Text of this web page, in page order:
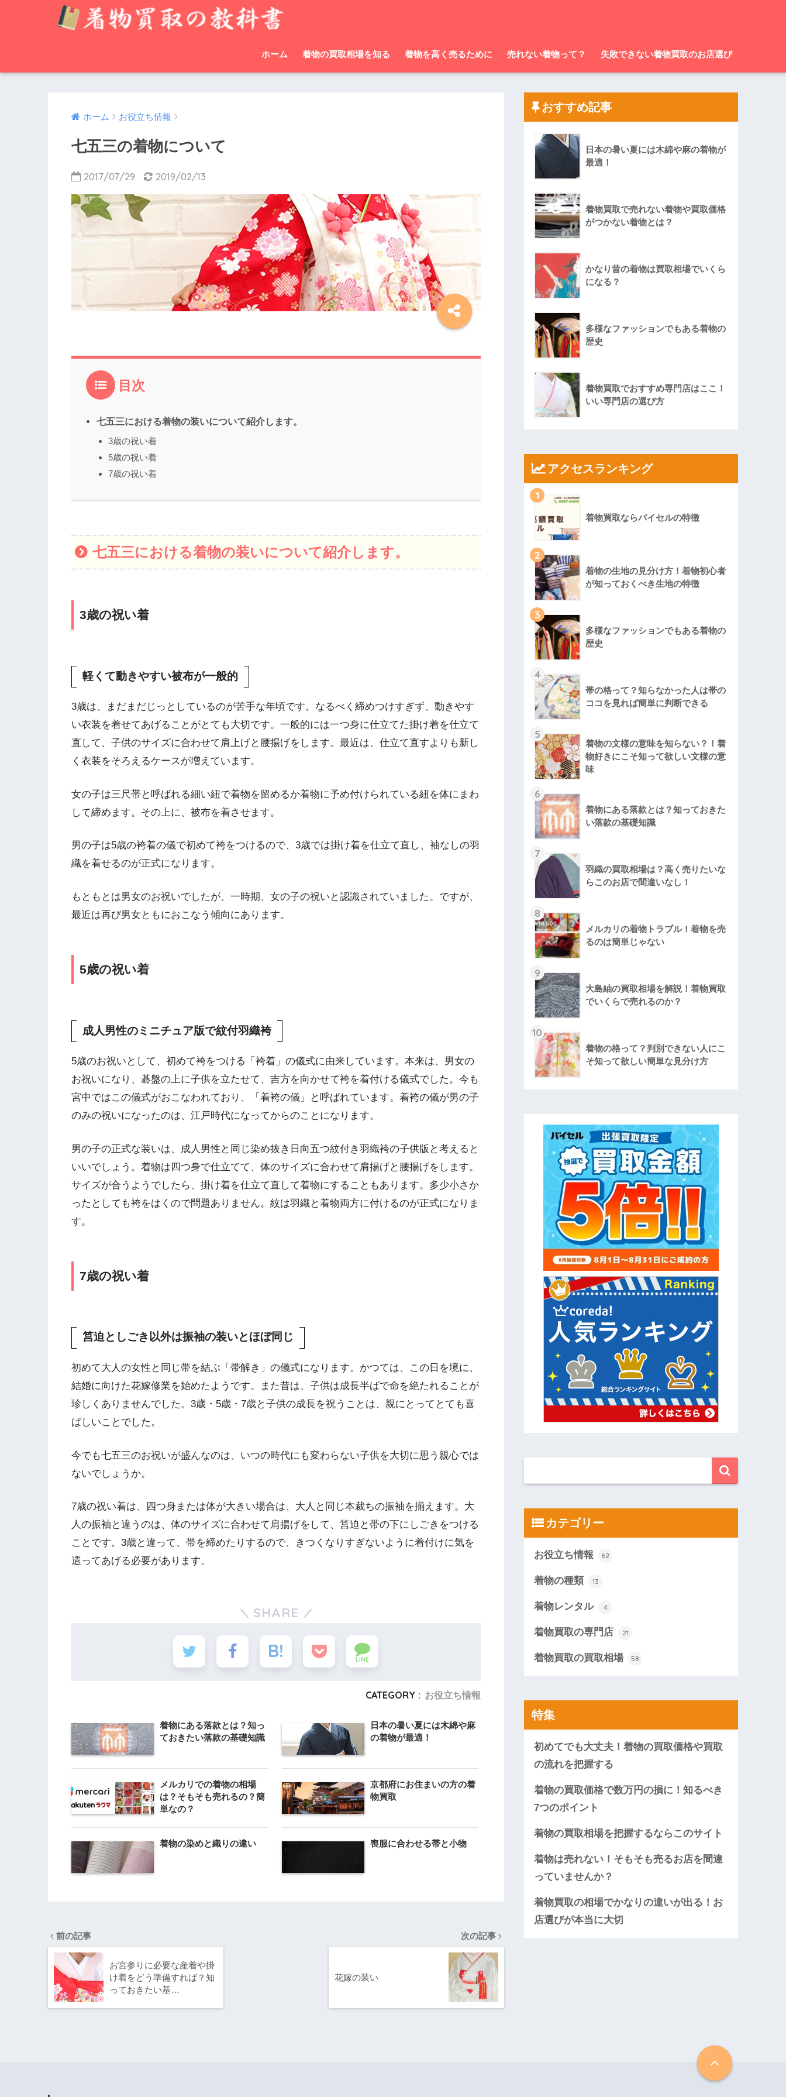
ホーム 着物の買取相場を知る 着物を高く売るために 売れない着物って？ 失敗できない着物買取のお店選び
ホーム お役立ち情報
七五三の着物について
2017/07/29 2019/02/13
目次
七五三における着物の装いについて紹介します。
3歳の祝い着
5歳の祝い着
7歳の祝い着
七五三における着物の装いについて紹介します。
3歳の祝い着
軽くて動きやすい被布が一般的
3歳は、まだまだじっとしているのが苦手な年頃です。なるべく締めつけすぎず、動きやす
い衣装を着せてあげることがとても大切です。一般的には一つ身に仕立てた掛け着を仕立て
直して、子供のサイズに合わせて肩上げと腰揚げをします。最近は、仕立て直すよりも新し
く衣装をそろえるケースが増えています。
女の子は三尺帯と呼ばれる細い紐で着物を留めるか着物に予め付けられている紐を体にまわ
して締めます。その上に、被布を着させます。
男の子は5歳の袴着の儀で初めて袴をつけるので、3歳では掛け着を仕立て直し、袖なしの羽
織を着せるのが正式になります。
もともとは男女のお祝いでしたが、一時期、女の子の祝いと認識されていました。ですが、
最近は再び男女ともにおこなう傾向にあります。
5歳の祝い着
成人男性のミニチュア版で紋付羽織袴
5歳のお祝いとして、初めて袴をつける「袴着」の儀式に由来しています。本来は、男女の
お祝いになり、碁盤の上に子供を立たせて、吉方を向かせて袴を着付ける儀式でした。今も
宮中ではこの儀式がおこなわれており、「着袴の儀」と呼ばれています。着袴の儀が男の子
のみの祝いになったのは、江戸時代になってからのことになります。
男の子の正式な装いは、成人男性と同じ染め抜き日向五つ紋付き羽織袴の子供版と考えると
いいでしょう。着物は四つ身で仕立てて、体のサイズに合わせて肩揚げと腰揚げをします。
サイズが合うようでしたら、掛け着を仕立て直して着物にすることもあります。多少小さか
ったとしても袴をはくので問題ありません。紋は羽織と着物両方に付けるのが正式になりま
す。
7歳の祝い着
筥迫としごき以外は振袖の装いとほぼ同じ
初めて大人の女性と同じ帯を結ぶ「帯解き」の儀式になります。かつては、この日を境に、
結婚に向けた花嫁修業を始めたようです。また昔は、子供は成長半ばで命を絶たれることが
珍しくありませんでした。3歳・5歳・7歳と子供の成長を祝うことは、親にとってとても喜
ばしいことでした。
今でも七五三のお祝いが盛んなのは、いつの時代にも変わらない子供を大切に思う親心では
ないでしょうか。
7歳の祝い着は、四つ身または体が大きい場合は、大人と同じ本裁ちの振袖を揃えます。大
人の振袖と違うのは、体のサイズに合わせて肩揚げをして、筥迫と帯の下にしごきをつける
ことです。3歳と違って、帯を締めたりするので、きつくなりすぎないように着付けに気を
遣ってあげる必要があります。
SHARE
LINE
CATEGORY : お役立ち情報
着物にある落款とは？知っ
ておきたい落款の基礎知識
日本の暑い夏には木綿や麻
の着物が最適！
メルカリでの着物の相場
は？そもそも売れるの？簡
単なの？
京都府にお住まいの方の着
物買取
着物の染めと織りの違い 喪服に合わせる帯と小物
前の記事
お宮参りに必要な産着や掛
け着をどう準備すれば？知
っておきたい基…
次の記事
花嫁の装い
おすすめ記事
日本の暑い夏には木綿や麻の着物が
最適！
着物買取で売れない着物や買取価格
がつかない着物とは？
かなり昔の着物は買取相場でいくら
になる？
多様なファッションでもある着物の
歴史
着物買取でおすすめ専門店はここ！
いい専門店の選び方
アクセスランキング
1
着物買取ならバイセルの特徴
2
着物の生地の見分け方！着物初心者
が知っておくべき生地の特徴
3
多様なファッションでもある着物の
歴史
4
帯の格って？知らなかった人は帯の
ココを見れば簡単に判断できる
5
着物の文様の意味を知らない？！着
物好きにこそ知って欲しい文様の意
味
6
着物にある落款とは？知っておきた
い落款の基礎知識
7
羽織の買取相場は？高く売りたいな
らこのお店で間違いなし！
8
メルカリの着物トラブル！着物を売
るのは簡単じゃない
9
大島紬の買取相場を解説！着物買取
でいくらで売れるのか？
10
着物の格って？判別できない人にこ
そ知って欲しい簡単な見分け方
カテゴリー
お役立ち情報 62
着物の種類 13
着物レンタル 4
着物買取の専門店 21
着物買取の買取相場 58
特集
初めてでも大丈夫！着物の買取価格や買取
の流れを把握する
着物の買取価格で数万円の損に！知るべき
7つのポイント
着物の買取相場を把握するならこのサイト
着物は売れない！そもそも売るお店を間違
っていませんか？
着物買取の相場でかなりの違いが出る！お
店選びが本当に大切